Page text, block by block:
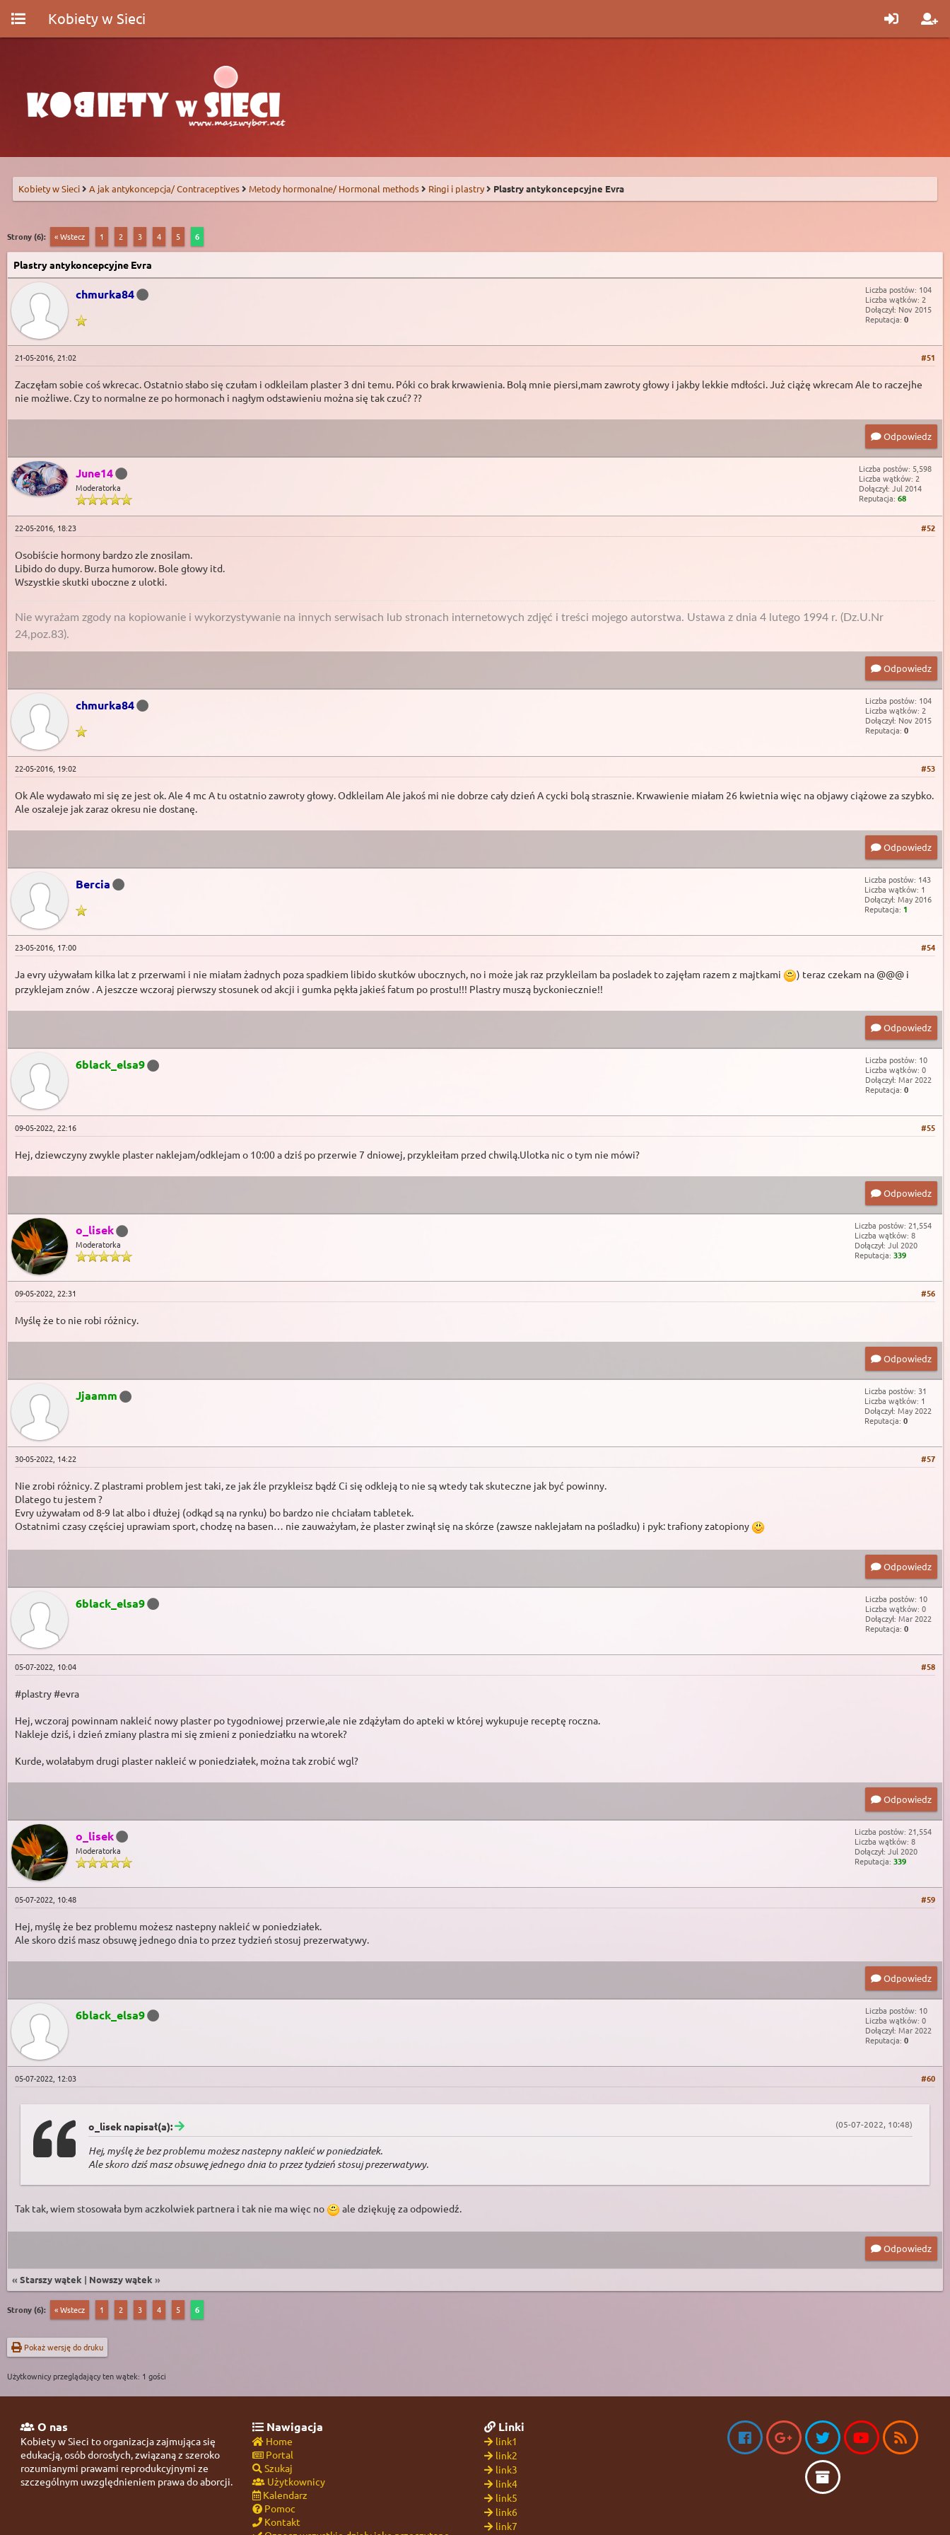
Kobiety w Sieci
Kobiety w Sieci A jak antykoncepcja/ Contraceptives Metody hormonalne/ Hormonal methods Ringi i plastry Plastry antykoncepcyjne Evra
Strony (6): « Wstecz 1 2 3 4 5 6
Plastry antykoncepcyjne Evra
chmurka84
Liczba postów: 104
Liczba wątków: 2
Dołączył: Nov 2015
Reputacja: 0
#51
21-05-2016, 21:02
Zaczęłam sobie coś wkrecac. Ostatnio słabo się czułam i odkleilam plaster 3 dni temu. Póki co brak krwawienia. Bolą mnie piersi,mam zawroty głowy i jakby lekkie mdłości. Już ciążę wkrecam Ale to raczejhe
nie możliwe. Czy to normalne ze po hormonach i nagłym odstawieniu można się tak czuć? ??
Odpowiedz
June14
Moderatorka
Liczba postów: 5,598
Liczba wątków: 2
Dołączył: Jul 2014
Reputacja: 68
#52
22-05-2016, 18:23
Osobiście hormony bardzo zle znosilam.
Libido do dupy. Burza humorow. Bole głowy itd.
Wszystkie skutki uboczne z ulotki.
Nie wyrażam zgody na kopiowanie i wykorzystywanie na innych serwisach lub stronach internetowych zdjęć i treści mojego autorstwa. Ustawa z dnia 4 lutego 1994 r. (Dz.U.Nr
24,poz.83).
Odpowiedz
chmurka84
Liczba postów: 104
Liczba wątków: 2
Dołączył: Nov 2015
Reputacja: 0
#53
22-05-2016, 19:02
Ok Ale wydawało mi się ze jest ok. Ale 4 mc A tu ostatnio zawroty głowy. Odkleilam Ale jakoś mi nie dobrze cały dzień A cycki bolą strasznie. Krwawienie miałam 26 kwietnia więc na objawy ciążowe za szybko.
Ale oszaleje jak zaraz okresu nie dostanę.
Odpowiedz
Bercia
Liczba postów: 143
Liczba wątków: 1
Dołączył: May 2016
Reputacja: 1
#54
23-05-2016, 17:00
Ja evry używałam kilka lat z przerwami i nie miałam żadnych poza spadkiem libido skutków ubocznych, no i może jak raz przykleilam ba posladek to zajęłam razem z majtkami
) teraz czekam na @@@ i
przyklejam znów . A jeszcze wczoraj pierwszy stosunek od akcji i gumka pękła jakieś fatum po prostu!!! Plastry muszą byckoniecznie!!
Odpowiedz
6black_elsa9
Liczba postów: 10
Liczba wątków: 0
Dołączył: Mar 2022
Reputacja: 0
#55
09-05-2022, 22:16
Hej, dziewczyny zwykle plaster naklejam/odklejam o 10:00 a dziś po przerwie 7 dniowej, przykleiłam przed chwilą.Ulotka nic o tym nie mówi?
Odpowiedz
o_lisek
Moderatorka
Liczba postów: 21,554
Liczba wątków: 8
Dołączył: Jul 2020
Reputacja: 339
#56
09-05-2022, 22:31
Myślę że to nie robi różnicy.
Odpowiedz
Jjaamm
Liczba postów: 31
Liczba wątków: 1
Dołączył: May 2022
Reputacja: 0
#57
30-05-2022, 14:22
Nie zrobi różnicy. Z plastrami problem jest taki, ze jak źle przykleisz bądź Ci się odkleją to nie są wtedy tak skuteczne jak być powinny.
Dlatego tu jestem ?
Evry używałam od 8-9 lat albo i dłużej (odkąd są na rynku) bo bardzo nie chciałam tabletek.
Ostatnimi czasy częściej uprawiam sport, chodzę na basen… nie zauważyłam, że plaster zwinął się na skórze (zawsze naklejałam na pośladku) i pyk: trafiony zatopiony
Odpowiedz
6black_elsa9
Liczba postów: 10
Liczba wątków: 0
Dołączył: Mar 2022
Reputacja: 0
#58
05-07-2022, 10:04
#plastry #evra
Hej, wczoraj powinnam nakleić nowy plaster po tygodniowej przerwie,ale nie zdążyłam do apteki w której wykupuje receptę roczna.
Nakleje dziś, i dzień zmiany plastra mi się zmieni z poniedziałku na wtorek?
Kurde, wolałabym drugi plaster nakleić w poniedziałek, można tak zrobić wgl?
Odpowiedz
o_lisek
Moderatorka
Liczba postów: 21,554
Liczba wątków: 8
Dołączył: Jul 2020
Reputacja: 339
#59
05-07-2022, 10:48
Hej, myślę że bez problemu możesz nastepny nakleić w poniedziałek.
Ale skoro dziś masz obsuwę jednego dnia to przez tydzień stosuj prezerwatywy.
Odpowiedz
6black_elsa9
Liczba postów: 10
Liczba wątków: 0
Dołączył: Mar 2022
Reputacja: 0
#60
05-07-2022, 12:03
(05-07-2022, 10:48)
o_lisek napisał(a):
Hej, myślę że bez problemu możesz nastepny nakleić w poniedziałek.
Ale skoro dziś masz obsuwę jednego dnia to przez tydzień stosuj prezerwatywy.
Tak tak, wiem stosowała bym aczkolwiek partnera i tak nie ma więc no ale dziękuję za odpowiedź.
Odpowiedz
« Starszy wątek | Nowszy wątek »
Strony (6): « Wstecz 1 2 3 4 5 6
Pokaż wersję do druku
Użytkownicy przeglądający ten wątek: 1 gości
O nas
Kobiety w Sieci to organizacja zajmująca się
edukacją, osób dorosłych, związaną z szeroko
rozumianymi prawami reprodukcyjnymi ze
szczególnym uwzględnieniem prawa do aborcji.
Nawigacja
Home
Portal
Szukaj
Użytkownicy
Kalendarz
Pomoc
Kontakt
Linki
link1
link2
link3
link4
link5
link6
link7